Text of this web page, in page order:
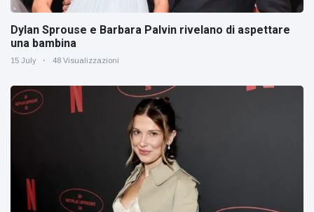
Dylan Sprouse e Barbara Palvin rivelano di aspettare
una bambina
15 July 48 Visualizzazioni